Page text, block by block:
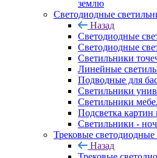
землю
Светодиодные
Назад
Светодиодные
Светодиодные
Светильники
Линейные
Подводные для
Светильники
Светильники
Подсветка картин
Светильники -
Трековые светодиодные
Назад